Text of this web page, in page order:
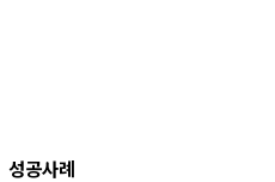
성공사례